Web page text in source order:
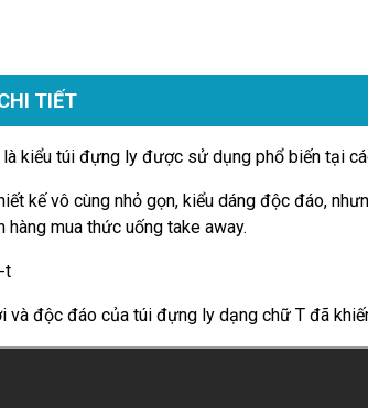
TIẾT
là kiểu túi đựng ly được sử dụng phổ biến tại
kế vô cùng nhỏ gọn, kiểu dáng độc đáo,
hàng mua thức uống take away.
và độc đáo của túi đựng ly dạng chữ T đã